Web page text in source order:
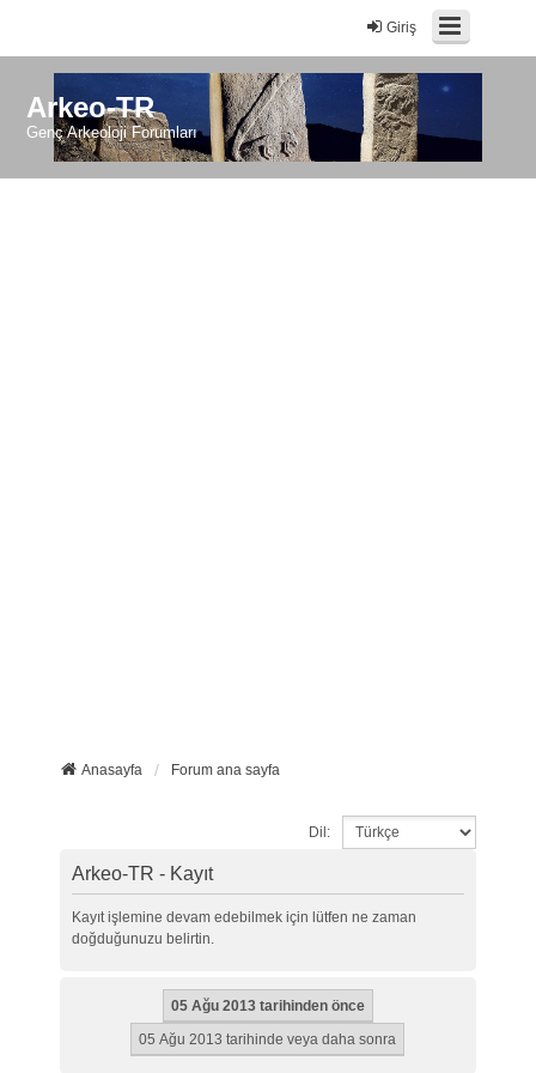
Giriş
Arkeo-TR
Genç Arkeoloji Forumları
Anasayfa Forum ana sayfa
Dil:
Arkeo-TR - Kayıt
Kayıt işlemine devam edebilmek için lütfen ne zaman
doğduğunuzu belirtin.